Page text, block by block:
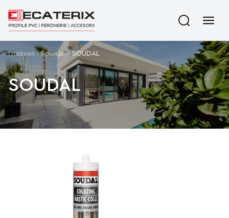
Главная Бренды SOUDAL
SOUDAL